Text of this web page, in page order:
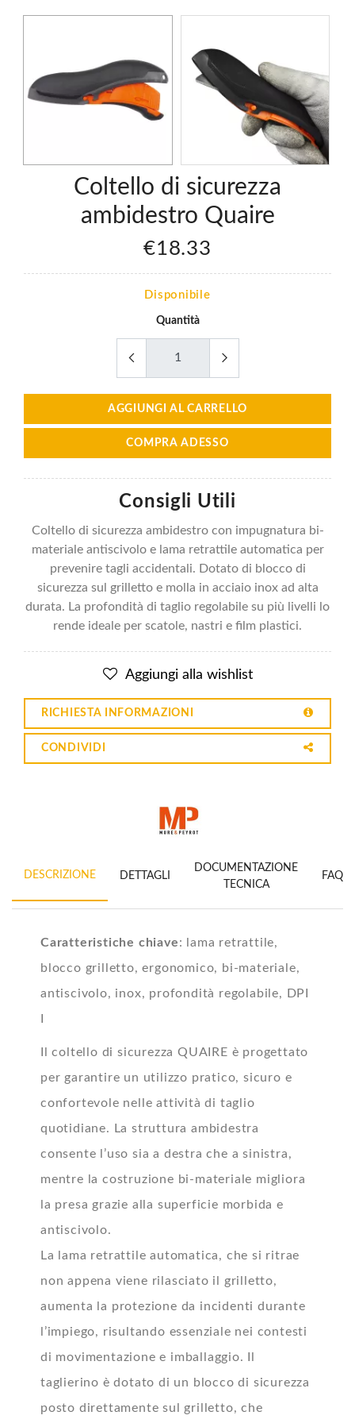
Coltello di sicurezza
ambidestro Quaire
€18.33
Disponibile
Quantità
AGGIUNGI AL CARRELLO
COMPRA ADESSO
Consigli Utili
Coltello di sicurezza ambidestro con impugnatura bi-
materiale antiscivolo e lama retrattile automatica per
prevenire tagli accidentali. Dotato di blocco di
sicurezza sul grilletto e molla in acciaio inox ad alta
durata. La profondità di taglio regolabile su più livelli lo
rende ideale per scatole, nastri e film plastici.
Aggiungi alla wishlist
RICHIESTA INFORMAZIONI
CONDIVIDI
DESCRIZIONE DETTAGLI
DOCUMENTAZIONE
TECNICA
FAQ
Caratteristiche chiave: lama retrattile,
blocco grilletto, ergonomico, bi-materiale,
antiscivolo, inox, profondità regolabile, DPI
Il coltello di sicurezza QUAIRE è progettato
per garantire un utilizzo pratico, sicuro e
confortevole nelle attività di taglio
quotidiane. La struttura ambidestra
consente l’uso sia a destra che a sinistra,
mentre la costruzione bi-materiale migliora
la presa grazie alla superficie morbida e
antiscivolo.
La lama retrattile automatica, che si ritrae
non appena viene rilasciato il grilletto,
aumenta la protezione da incidenti durante
l’impiego, risultando essenziale nei contesti
di movimentazione e imballaggio. Il
taglierino è dotato di un blocco di sicurezza
posto direttamente sul grilletto, che